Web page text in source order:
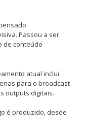
Passou a ser
de conteúdo
atual inclui
para o broadcast
outputs digitais.
é produzido, desde